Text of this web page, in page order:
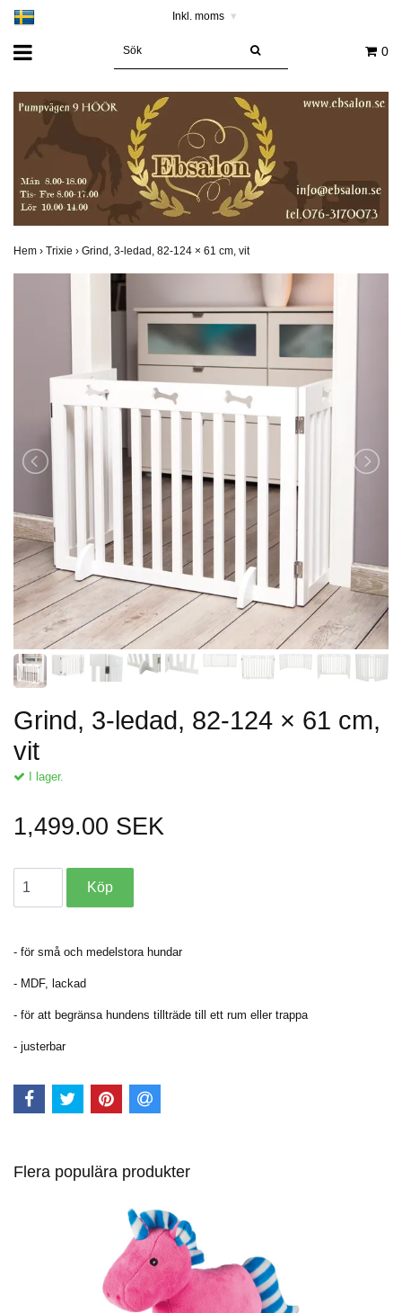
Inkl. moms ▾
0
Hem › Trixie › Grind, 3-ledad, 82-124 × 61 cm, vit
Grind, 3-ledad, 82-124 × 61 cm,
vit
I lager.
1,499.00 SEK
- för små och medelstora hundar
- MDF, lackad
- för att begränsa hundens tillträde till ett rum eller trappa
- justerbar
Flera populära produkter